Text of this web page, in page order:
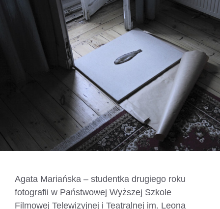
Agata Mariańska – studentka drugiego roku
fotografii w Państwowej Wyższej Szkole
Filmowej Telewizyjnej i Teatralnej im. Leona